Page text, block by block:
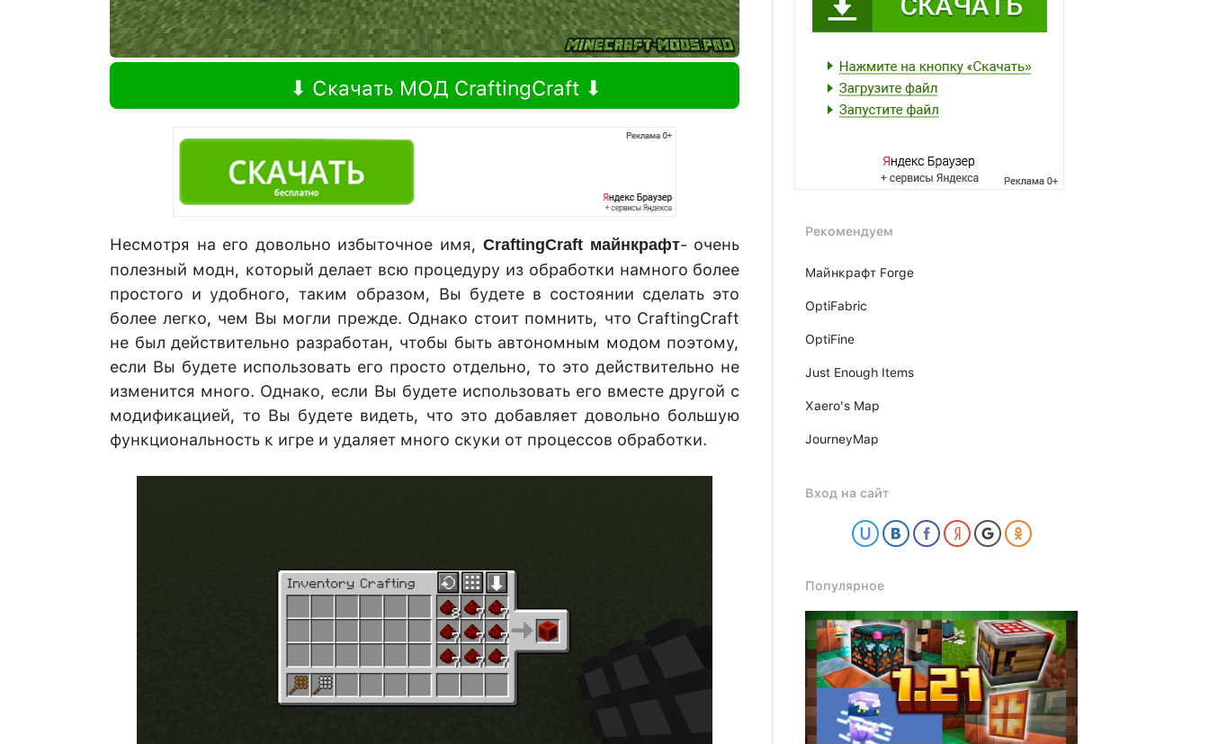
⬇ Скачать МОД CraftingCraft ⬇
Несмотря на его довольно избыточное имя,CraftingCraft майнкрафт- очень
полезный модн, который делает всю процедуру из обработки намного более
простого и удобного, таким образом, Вы будете в состоянии сделать это
более легко, чем Вы могли прежде. Однако стоит помнить, что CraftingCraft
не был действительно разработан, чтобы быть автономным модом поэтому,
если Вы будете использовать его просто отдельно, то это действительно не
изменится много. Однако, если Вы будете использовать его вместе другой с
модификацией, то Вы будете видеть, что это добавляет довольно большую
функциональность к игре и удаляет много скуки от процессов обработки.
Рекомендуем
Майнкрафт Forge
OptiFabric
OptiFine
Just Enough Items
Xаero's Mаp
JourneyMap
Вход на сайт
Популярное